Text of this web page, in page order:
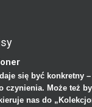
się być konkretny
czynienia. Może też
nas do